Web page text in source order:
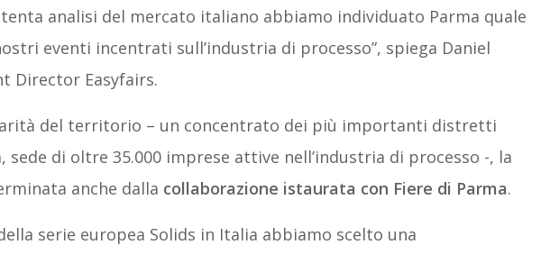
analisi del mercato italiano abbiamo individuato Parma quale
eventi incentrati sull’industria di processo”, spiega Daniel
Director Easyfairs.
del territorio – un concentrato dei più importanti distretti
di oltre 35.000 imprese attive nell’industria di processo -, la
anche dalla collaborazione istaurata con Fiere di Parma.
serie europea Solids in Italia abbiamo scelto una